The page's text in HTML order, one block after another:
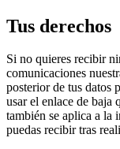
Tus derechos
Si no quieres recibir
comunicaciones
posterior de tus datos
usar el enlace de baja
también se aplica a la
puedas recibir tras